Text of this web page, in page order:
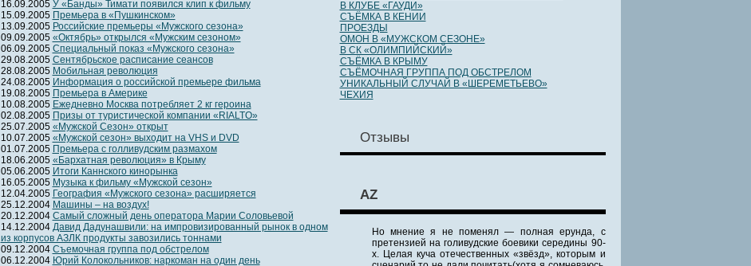
16.09.2005 У «Банды» Тимати появился клип к фильму
15.09.2005 Премьера в «Пушкинском»
13.09.2005 Российские премьеры «Мужского сезона»
09.09.2005 «Октябрь» открылся «Мужским сезоном»
06.09.2005 Специальный показ «Мужского сезона»
29.08.2005 Сентябрьское расписание сеансов
28.08.2005 Мобильная революция
24.08.2005 Информация о российской премьере фильма
19.08.2005 Премьера в Америке
10.08.2005 Ежедневно Москва потребляет 2 кг героина
02.08.2005 Призы от туристической компании «RIALTO»
25.07.2005 «Мужской Сезон» открыт
10.07.2005 «Мужской сезон» выходит на VHS и DVD
01.07.2005 Премьера с голливудским размахом
18.06.2005 «Бархатная революция» в Крыму
05.06.2005 Итоги Каннского кинорынка
16.05.2005 Музыка к фильму «Мужской сезон»
12.04.2005 География «Мужского сезона» расширяется
25.12.2004 Машины – на воздух!
20.12.2004 Самый сложный день оператора Марии Соловьевой
14.12.2004 Давид Дадунашвили: на импровизированный рынок в одном
из корпусов АЗЛК продукты завозились тоннами
09.12.2004 Съемочная группа под обстрелом
06.12.2004 Юрий Колокольников: наркоман на один день
В КЛУБЕ «ГАУДИ»
СЪЁМКА В КЕНИИ
ПРОЕЗДЫ
ОМОН В «МУЖСКОМ СЕЗОНЕ»
В СК «ОЛИМПИЙСКИЙ»
СЪЁМКА В КРЫМУ
СЪЁМОЧНАЯ ГРУППА ПОД ОБСТРЕЛОМ
УНИКАЛЬНЫЙ СЛУЧАЙ В «ШЕРЕМЕТЬЕВО»
ЧЕХИЯ
Отзывы
AZ
Но мнение я не поменял — полная ерунда, с
претензией на голивудские боевики середины 90-
х. Целая куча отечественных «звёзд», которым и